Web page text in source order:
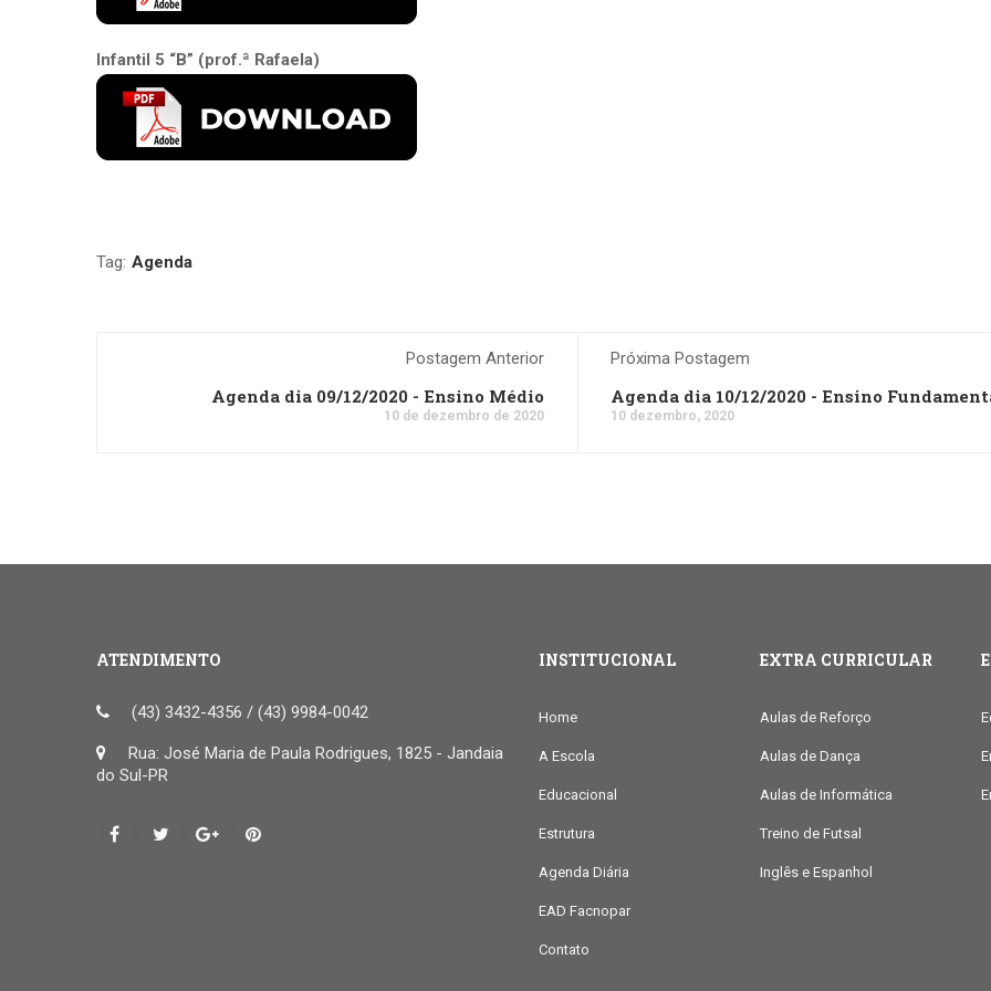
Infantil 5 “B” (prof.ª Rafaela)
Tag: Agenda
Postagem Anterior
Agenda dia 09/12/2020 - Ensino Médio
10 de dezembro de 2020
Próxima Postagem
Agenda dia 10/12/2020 - Ensino
10 dezembro, 2020
ATENDIMENTO
(43) 3432-4356 / (43) 9984-0042
Rua: José Maria de Paula Rodrigues, 1825 - Jandaia
do Sul-PR
INSTITUCIONAL
Home
A Escola
Educacional
Estrutura
Agenda Diária
EAD Facnopar
Contato
EXTRA CURRICULAR
Aulas de Reforço
Aulas de Dança
Aulas de Informática
Treino de Futsal
Inglês e Espanhol